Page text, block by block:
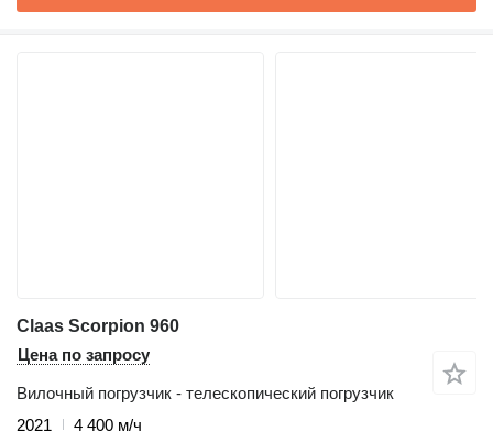
Claas Scorpion 960
Цена по запросу
Вилочный погрузчик - телескопический погрузчик
2021
4 400 м/ч